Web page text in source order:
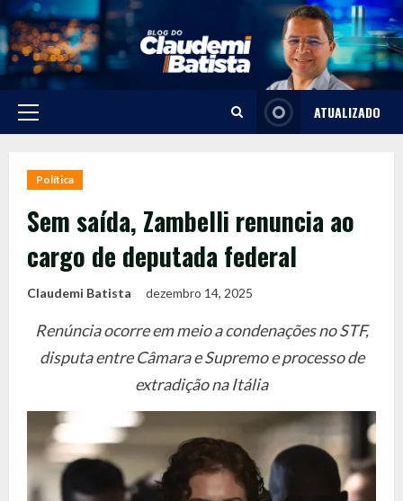
Skip
to
content
Primary
ATUALIZADO
Política
Sem saída, Zambelli renuncia ao
cargo de deputada federal
Claudemi Batista dezembro 14, 2025
Renúncia ocorre em meio a condenações no STF,
disputa entre Câmara e Supremo e processo de
extradição na Itália